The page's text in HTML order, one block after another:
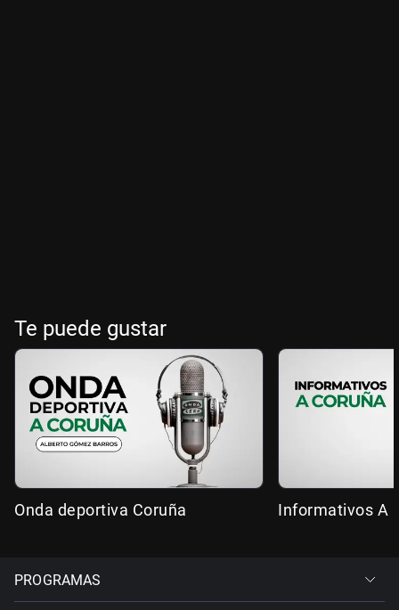
Te puede gustar
Onda deportiva Coruña Informativos A
PROGRAMAS